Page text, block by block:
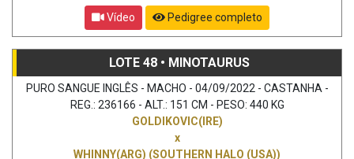
Vídeo
Pedigree completo
LOTE 48 • MINOTAURUS
PURO SANGUE INGLÊS - MACHO - 04/09/2022 - CASTANHA -
REG.: 236166 - ALT.: 151 CM - PESO: 440 KG
GOLDIKOVIC(IRE)
x
WHINNY(ARG) (SOUTHERN HALO (USA))